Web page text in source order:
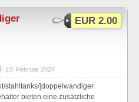
EUR 2.00
23. Februar 2024
stahltanks/]doppelwandiger
bieten eine zusätzliche